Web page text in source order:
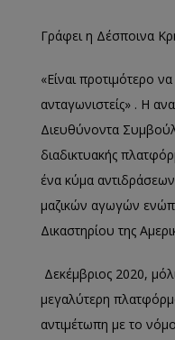
Γράφει η Δέσποινα
«Είναι προτιμότερο
ανταγωνιστείς» . Η
Διευθύνοντα
διαδικτυακής
ένα κύμα
μαζικών αγωγών
Δικαστηρίου της
Δεκέμβριος 2020,
μεγαλύτερη
αντιμέτωπη με το